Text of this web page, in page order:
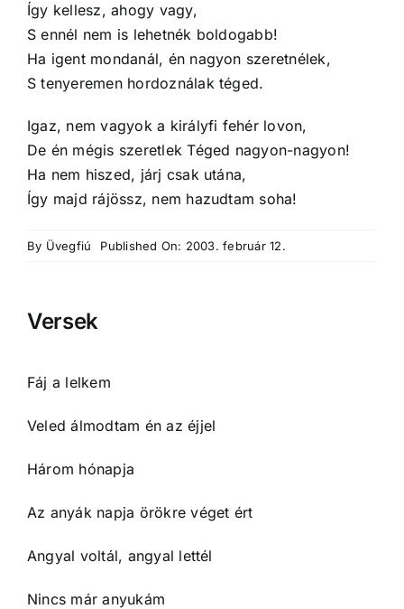
Így kellesz, ahogy vagy,
S ennél nem is lehetnék boldogabb!
Ha igent mondanál, én nagyon szeretnélek,
S tenyeremen hordoználak téged.
Igaz, nem vagyok a királyfi fehér lovon,
De én mégis szeretlek Téged nagyon-nagyon!
Ha nem hiszed, járj csak utána,
Így majd rájössz, nem hazudtam soha!
By Üvegfiú Published On: 2003. február 12.
Versek
Fáj a lelkem
Veled álmodtam én az éjjel
Három hónapja
Az anyák napja örökre véget ért
Angyal voltál, angyal lettél
Nincs már anyukám